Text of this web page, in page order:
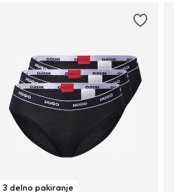
3 delno pakiranje